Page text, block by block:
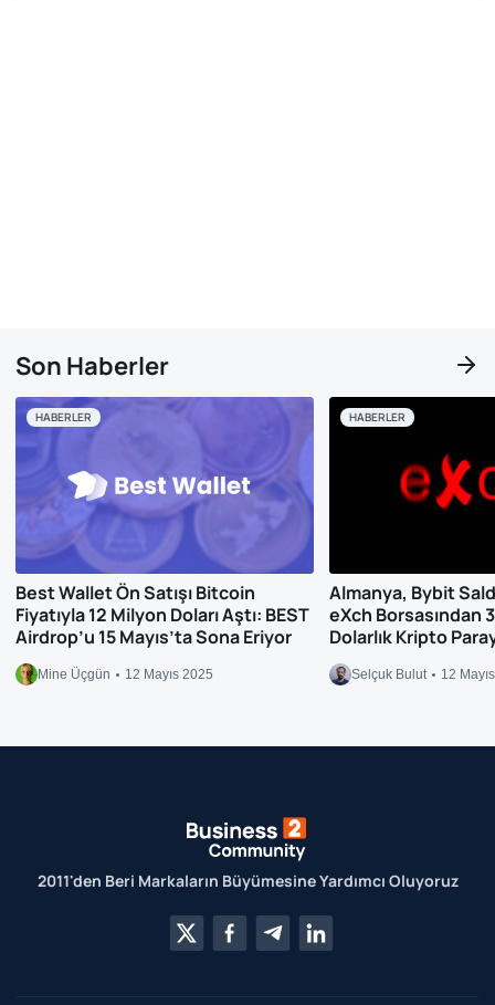
Son Haberler
Best Wallet Ön Satışı Bitcoin
Fiyatıyla 12 Milyon Doları Aştı: BEST
Airdrop’u 15 Mayıs’ta Sona Eriyor
Mine Üçgün 12 Mayıs 2025
HABERLER
Almanya, Bybit
eXch Borsasından
Dolarlık Kripto
Selçuk Bulut 12
HABERLER
2011'den Beri Markaların Büyümesine Yardımcı Oluyoruz